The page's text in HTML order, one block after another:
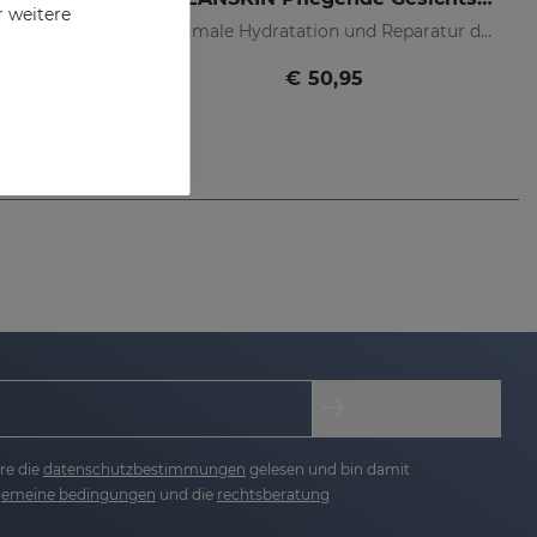
Maximale Hydratation und Reparatur der Haut
€ 50,95
diedatenschutzbestimmungen gelesen und bin damit
bedingungen und die rechtsberatung
weitere